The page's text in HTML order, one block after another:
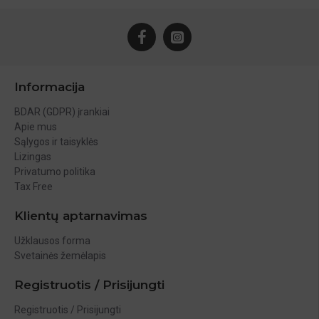
Informacija
BDAR (GDPR) įrankiai
Apie mus
Sąlygos ir taisyklės
Lizingas
Privatumo politika
Tax Free
Klientų aptarnavimas
Užklausos forma
Svetainės žemėlapis
Registruotis / Prisijungti
Registruotis / Prisijungti